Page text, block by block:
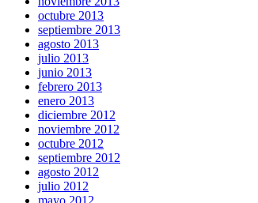
octubre 2013
septiembre 2013
agosto 2013
julio 2013
junio 2013
febrero 2013
enero 2013
diciembre 2012
noviembre 2012
octubre 2012
septiembre 2012
agosto 2012
julio 2012